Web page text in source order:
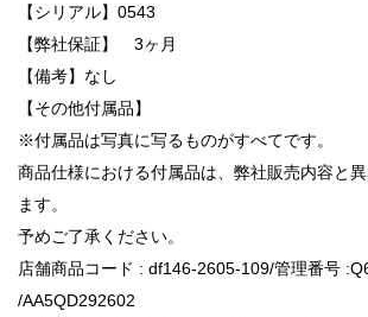
【シリアル】0543
【弊社保証】 3ヶ月
【備考】なし
【その他付属品】
※付属品は写真に写るものがすべてです。
商品仕様における付属品は、弊社販売内容と
ます。
予めご了承ください。
店舗商品コード : df146-2605-109/管理番号
/AA5QD292602